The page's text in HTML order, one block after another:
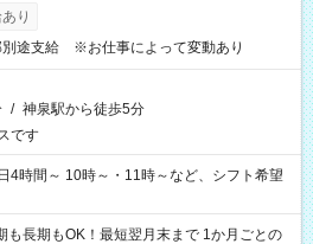
り
別途支給 ※お仕事によって変動あり
/ 神泉駅から徒歩5分
です
時間～ 10時～・11時～など、シフト希望
も長期もOK！最短翌月末まで 1か月ごとの